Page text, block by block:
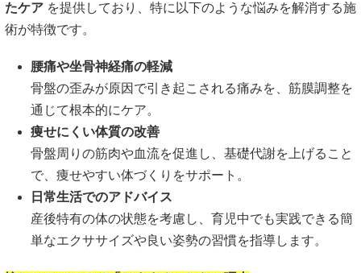
たケア を提供しており、特に以下のような悩みを解消する施
術が特徴です。
腰痛や坐骨神経痛の軽減
骨盤の歪みが原因で引き起こされる痛みを、筋膜調整を
通じて根本的にケア。
痩せにくい体質の改善
骨盤周りの筋肉や血流を促進し、基礎代謝を上げること
で、痩せやすい体づくりをサポート。
日常生活でのアドバイス
産後特有の体の状態を考慮し、育児中でも実践できる簡
単なエクササイズや良い姿勢の習慣を指導します。